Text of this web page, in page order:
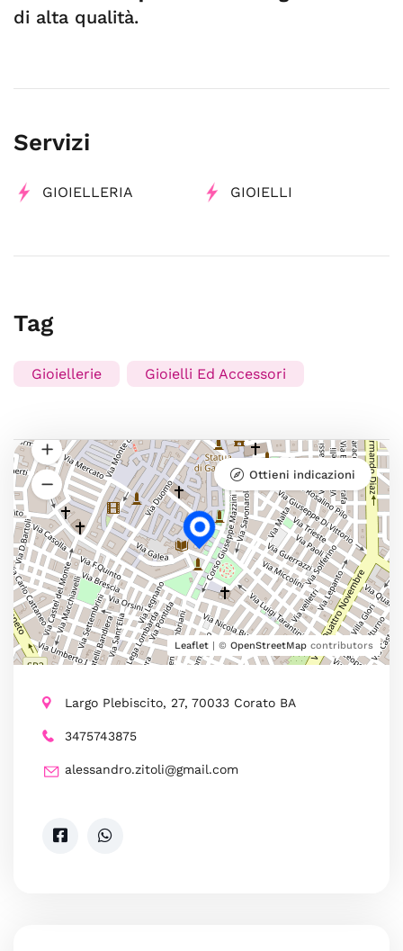
di alta qualità.
Servizi
GIOIELLERIA GIOIELLI
Tag
Gioiellerie Gioielli Ed Accessori
Leaflet | © OpenStreetMap contributors
Ottieni indicazioni
Largo Plebiscito, 27, 70033 Corato BA
3475743875
alessandro.zitoli@gmail.com